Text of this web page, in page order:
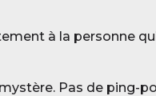
à la personne
Pas de ping-